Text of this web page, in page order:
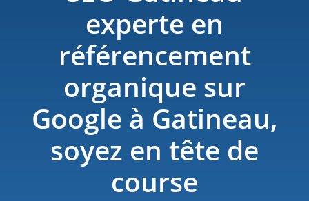
experte en
référencement
organique sur
Google à Gatineau,
soyez en tête de
course